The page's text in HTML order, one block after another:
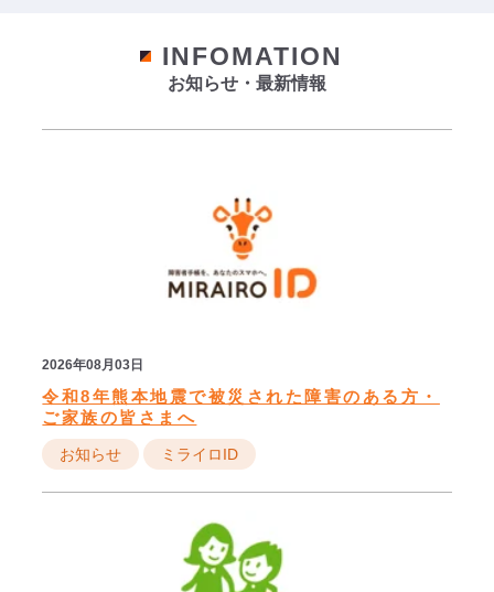
INFOMATION
お知らせ・最新情報
2026年08月03日
令和8年熊本地震で被災された障害のある方・
ご家族の皆さまへ
お知らせ ミライロID